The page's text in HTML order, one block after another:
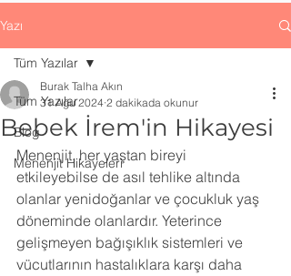
Yazı
Tüm Yazılar
Blog
Menenjit Hikayeleri
Tüm Yazılar
Bebek İrem'in Hikayesi
Burak Talha Akın
31 Ağu 2024 2 dakikada okunur
Menenjit, her yaştan bireyi
etkileyebilse de asıl tehlike altında
olanlar yenidoğanlar ve çocukluk yaş
döneminde olanlardır. Yeterince
gelişmeyen bağışıklık sistemleri ve
vücutlarının hastalıklara karşı daha